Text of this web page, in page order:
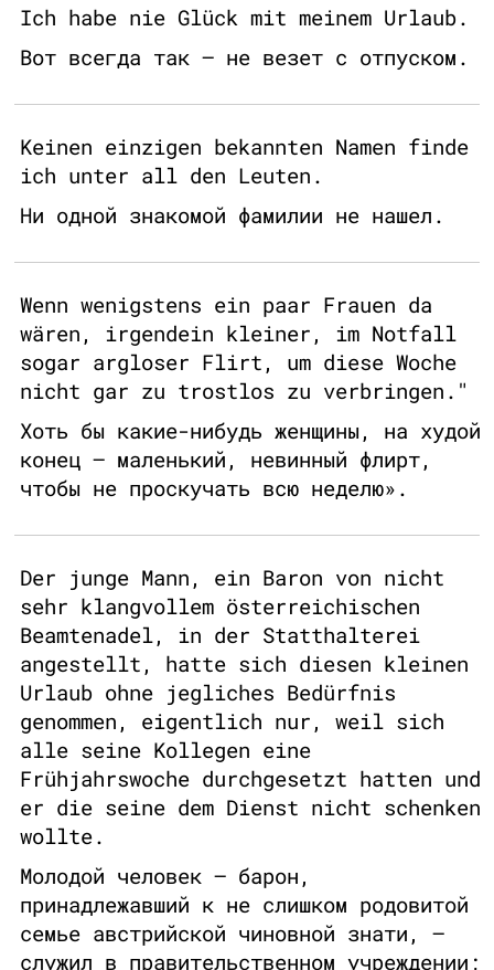
Ich habe nie Glück mit meinem Urlaub.
Вот всегда так – не везет с отпуском.
Keinen einzigen bekannten Namen finde
ich unter all den Leuten.
Ни одной знакомой фамилии не нашел.
Wenn wenigstens ein paar Frauen da
wären, irgendein kleiner, im Notfall
sogar argloser Flirt, um diese Woche
nicht gar zu trostlos zu verbringen."
Хоть бы какие-нибудь женщины, на худой
конец – маленький, невинный флирт,
чтобы не проскучать всю неделю».
Der junge Mann, ein Baron von nicht
sehr klangvollem österreichischen
Beamtenadel, in der Statthalterei
angestellt, hatte sich diesen kleinen
Urlaub ohne jegliches Bedürfnis
genommen, eigentlich nur, weil sich
alle seine Kollegen eine
Frühjahrswoche durchgesetzt hatten und
er die seine dem Dienst nicht schenken
wollte.
Молодой человек – барон,
принадлежавший к не слишком родовитой
семье австрийской чиновной знати, –
служил в правительственном учреждении;